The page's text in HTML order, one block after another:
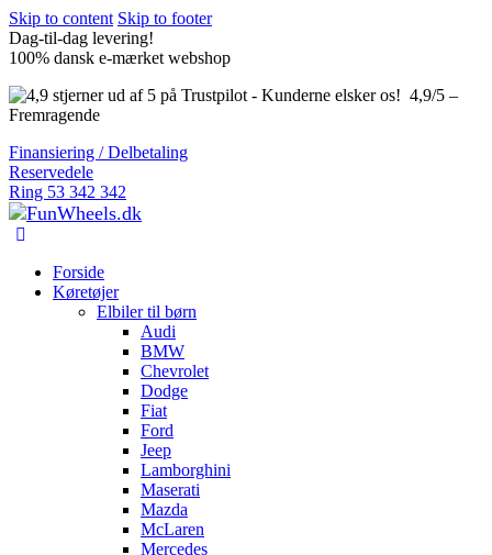
Skip to content Skip to footer
Dag-til-dag levering!
100% dansk e-mærket webshop
4,9/5 –
Fremragende
Finansiering / Delbetaling
Reservedele
Ring 53 342 342
Forside
Køretøjer
Elbiler til børn
Audi
BMW
Chevrolet
Dodge
Fiat
Ford
Jeep
Lamborghini
Maserati
Mazda
McLaren
Mercedes